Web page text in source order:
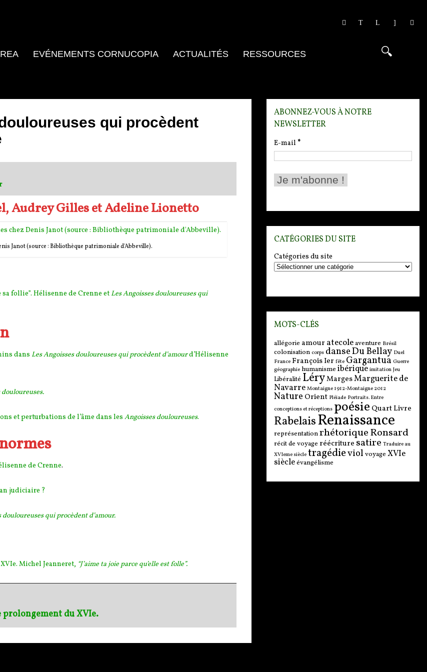
EVÉNEMENTS CORNUCOPIA ACTUALITÉS
RESSOURCES
qui procèdent
Audrey Gilles et Adeline Lionetto
Janot (source : Bibliothèque patrimoniale d'Abbeville).
sa follie”. Hélisenne de Crenne et Les Angoisses douloureuses qui
dans Les Angoisses douloureuses qui procèdent d’amourd’Hélisenne
douloureuses.
et perturbations de l’âme dans les Angoisses douloureuses.
de Crenne.
judiciaire ?
douloureuses qui procèdent d’amour.
Michel Jeanneret, “J’aime ta joie parce qu’elle est folle”.
prolongement du XVIe.
ABONNEZ-VOUS À NOTRE
NEWSLETTER
E-mail *
CATÉGORIES DU SITE
Catégories du site
MOTS-CLÉS
allégorie amour atecoleaventure Brésil
colonisation corps danseDu Bellay Duel
France François Ier fête Gargantua Guerre
géographie humanisme ibérique imitation Jeu
Libéralité LéryMargesMarguerite de
Navarre Montaigne 1912-Montaigne 2012
Nature Orient Pléiade Portraits. Entre
conceptions et réceptions poésie Quart Livre
RabelaisRenaissance
représentationrhétoriqueRonsard
récit de voyage réécriture satire Traduire au
XVIeme siècle tragédieviol voyage XVIe
siècleévangélisme